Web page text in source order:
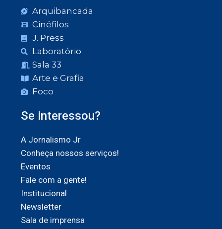
Arquibancada
Cinéfilos
J. Press
Laboratório
Sala 33
Arte e Grafia
Foco
Se interessou?
A Jornalismo Jr
Conheça nossos serviços!
Eventos
Fale com a gente!
Institucional
Newsletter
Sala de imprensa